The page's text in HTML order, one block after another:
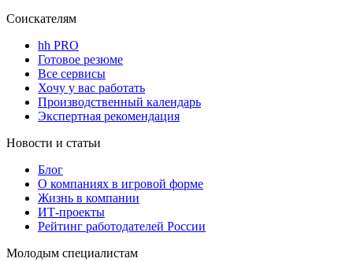
Соискателям
hh PRO
Готовое резюме
Все сервисы
Хочу у вас работать
Производственный календарь
Экспертная рекомендация
Новости и статьи
Блог
О компаниях в игровой форме
Жизнь в компании
ИТ-проекты
Рейтинг работодателей России
Молодым специалистам